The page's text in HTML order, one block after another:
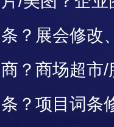
？展会修改
？商场超市
景区/综合服
？项目词条